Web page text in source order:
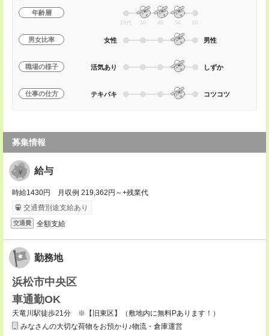
年齢層
20代 30 40 50 60
男女比率 女性 男性
職場の様子 活気あり しずか
仕事の仕方 テキパキ コツコツ
募集情報
給与
時給1430円 月収例 219,362円～+残業代
交通費別途支給あり
交通費 全額支給
勤務地
浜松市中央区
車通勤OK
天竜川駅徒歩21分 ※【旧東区】（敷地内に無料Pあります！）
みなさんの大切な荷物をお預かり♪物流・倉庫運営